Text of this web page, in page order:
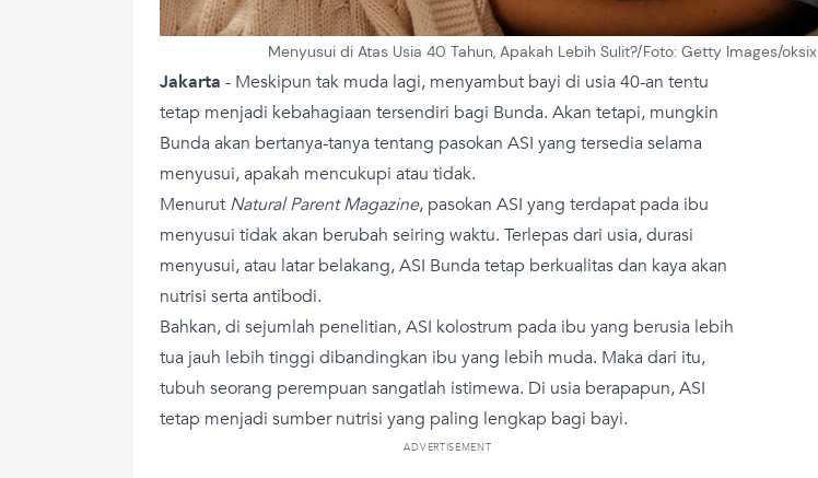
Menyusui di Atas Usia 40 Tahun, Apakah Lebih Sulit?/Foto: Getty Images/oksix
Jakarta - Meskipun tak muda lagi, menyambut bayi di usia 40-an tentu
tetap menjadi kebahagiaan tersendiri bagi Bunda. Akan tetapi, mungkin
Bunda akan bertanya-tanya tentang pasokan ASI yang tersedia selama
menyusui, apakah mencukupi atau tidak.
Menurut Natural Parent Magazine, pasokan ASI yang terdapat pada ibu
menyusui tidak akan berubah seiring waktu. Terlepas dari usia, durasi
menyusui, atau latar belakang, ASI Bunda tetap berkualitas dan kaya akan
nutrisi serta antibodi.
Bahkan, di sejumlah penelitian, ASI kolostrum pada ibu yang berusia lebih
tua jauh lebih tinggi dibandingkan ibu yang lebih muda. Maka dari itu,
tubuh seorang perempuan sangatlah istimewa. Di usia berapapun, ASI
tetap menjadi sumber nutrisi yang paling lengkap bagi bayi.
ADVERTISEMENT